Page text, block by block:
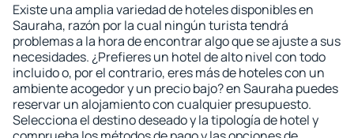
Existe una amplia variedad de hoteles disponibles en
Sauraha, razón por la cual ningún turista tendrá
problemas a la hora de encontrar algo que se ajuste a sus
necesidades. ¿Prefieres un hotel de alto nivel con todo
incluido o, por el contrario, eres más de hoteles con un
ambiente acogedor y un precio bajo? en Sauraha puedes
reservar un alojamiento con cualquier presupuesto.
Selecciona el destino deseado y la tipología de hotel y